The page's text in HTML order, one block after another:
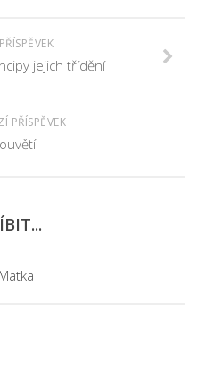
jejich třídění
PŘÍSPĚVEK
Matka